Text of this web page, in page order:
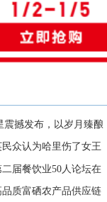
震撼发布，以岁月臻酿
众认为哈里伤了女王
届餐饮业50人论坛在
质富硒农产品供应链